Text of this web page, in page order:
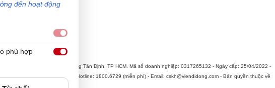
đến hoạt động
phù hợp
- 73 Trần Quang Khải, Phường Tân Định, TP HCM. Mã số doanh nghiệp: 0317265132 - Ngày cấp: 25/04/2022 -
đốc: Nguyễn Ngọc Ngân. Hotline: 1800.6729 (miễn phí) - Email: cskh@viendidong.com - Bản quyền thuộc về